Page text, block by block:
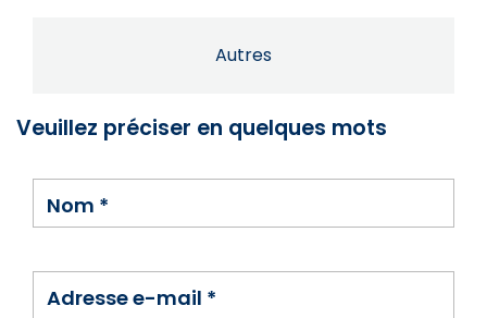
Autres
Veuillez préciser en quelques mots
Nom *
Adresse e-mail *